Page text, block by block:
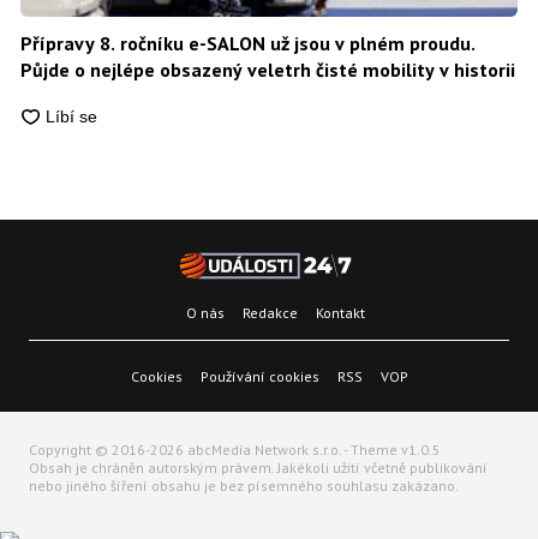
Přípravy 8. ročníku e-SALON už jsou v plném proudu.
Půjde o nejlépe obsazený veletrh čisté mobility v historii
O nás Redakce Kontakt
Cookies Používání cookies RSS VOP
Copyright © 2016-2026 abcMedia Network s.r.o. - Theme v1.0.5
Obsah je chráněn autorským právem. Jakékoli užití včetně publikování
nebo jiného šíření obsahu je bez písemného souhlasu zakázano.